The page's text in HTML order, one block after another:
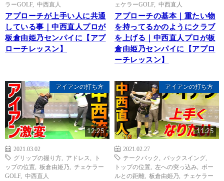
ラーGOLF, 中西直人
アプローチが上手い人に共通
している事｜中西直人プロが
板倉由姫乃センパイに【アプ
ローチレッスン】
ェケラーGOLF, 中西直人
アプローチの基本｜重たい物
を持ってるかのようにクラブ
を上げる｜中西直人プロが板
倉由姫乃センパイに【アプロ
ーチレッスン】
アイアンの打ち方
12:25
2021.03.02
グリップの握り方
アドレス
ト
ップの位置
板倉由姫乃
チェケラー
GOLF, 中西直人
アイアンの打ち方
11:25
2021.02.27
テークバック
バックスイング
トップの位置
左への突っ込み
ボー
ルとの距離
板倉由姫乃
チェケラー